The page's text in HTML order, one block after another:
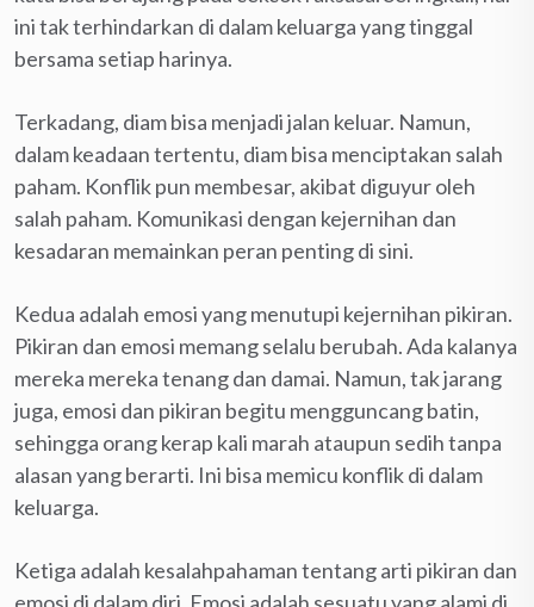
ini tak terhindarkan di dalam keluarga yang tinggal
bersama setiap harinya.
Terkadang, diam bisa menjadi jalan keluar. Namun,
dalam keadaan tertentu, diam bisa menciptakan salah
paham. Konflik pun membesar, akibat diguyur oleh
salah paham. Komunikasi dengan kejernihan dan
kesadaran memainkan peran penting di sini.
Kedua adalah emosi yang menutupi kejernihan pikiran.
Pikiran dan emosi memang selalu berubah. Ada kalanya
mereka mereka tenang dan damai. Namun, tak jarang
juga, emosi dan pikiran begitu mengguncang batin,
sehingga orang kerap kali marah ataupun sedih tanpa
alasan yang berarti. Ini bisa memicu konflik di dalam
keluarga.
Ketiga adalah kesalahpahaman tentang arti pikiran dan